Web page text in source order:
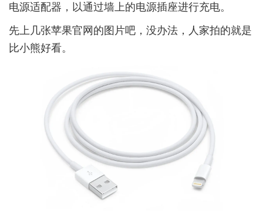
电源适配器，以通过墙上的电源插座进行充电。
先上几张苹果官网的图片吧，没办法，人家拍的就是
比小熊好看。